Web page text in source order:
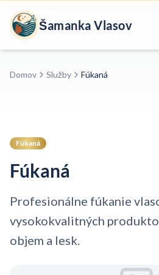
Šamanka Vlasov
Domov Služby Fúkaná
Fúkaná
Fúkaná
Profesionálne fúkanie
vysokokvalitných
objem a lesk.